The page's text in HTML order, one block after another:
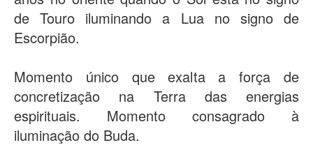
de Touro iluminando a Lua no signo de
Escorpião.
Momento único que exalta a força de
concretização na Terra das energias
espirituais. Momento consagrado à
iluminação do Buda.